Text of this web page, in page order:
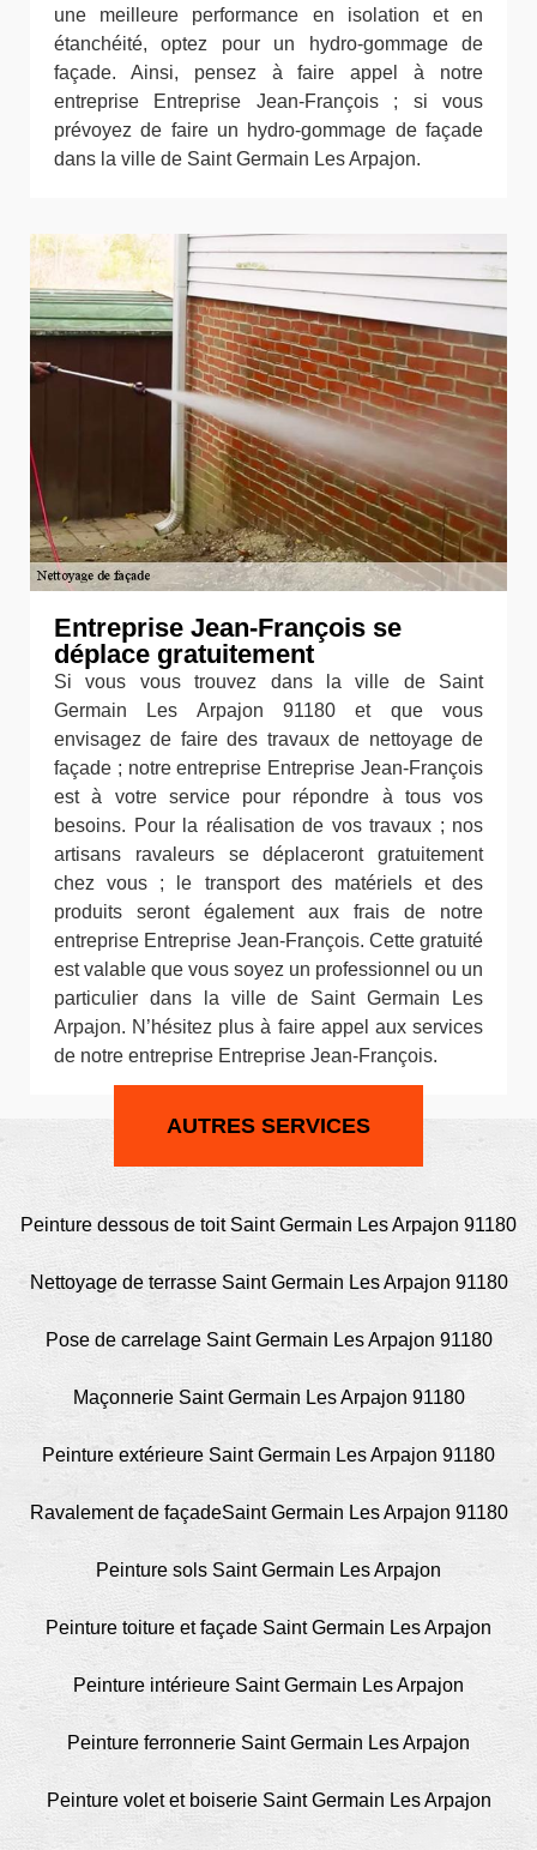
une meilleure performance en isolation et en
étanchéité, optez pour un hydro-gommage de
façade. Ainsi, pensez à faire appel à notre
entreprise Entreprise Jean-François ; si vous
prévoyez de faire un hydro-gommage de façade
dans la ville de Saint Germain Les Arpajon.
Entreprise Jean-François se
déplace gratuitement
Si vous vous trouvez dans la ville de Saint
Germain Les Arpajon 91180 et que vous
envisagez de faire des travaux de nettoyage de
façade ; notre entreprise Entreprise Jean-François
est à votre service pour répondre à tous vos
besoins. Pour la réalisation de vos travaux ; nos
artisans ravaleurs se déplaceront gratuitement
chez vous ; le transport des matériels et des
produits seront également aux frais de notre
entreprise Entreprise Jean-François. Cette gratuité
est valable que vous soyez un professionnel ou un
particulier dans la ville de Saint Germain Les
Arpajon. N’hésitez plus à faire appel aux services
de notre entreprise Entreprise Jean-François.
AUTRES SERVICES
Peinture dessous de toit Saint Germain Les Arpajon 91180
Nettoyage de terrasse Saint Germain Les Arpajon 91180
Pose de carrelage Saint Germain Les Arpajon 91180
Maçonnerie Saint Germain Les Arpajon 91180
Peinture extérieure Saint Germain Les Arpajon 91180
Ravalement de façadeSaint Germain Les Arpajon 91180
Peinture sols Saint Germain Les Arpajon
Peinture toiture et façade Saint Germain Les Arpajon
Peinture intérieure Saint Germain Les Arpajon
Peinture ferronnerie Saint Germain Les Arpajon
Peinture volet et boiserie Saint Germain Les Arpajon